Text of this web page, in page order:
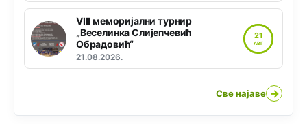
VIII меморијални турнир
„Веселинка Слијепчевић
Обрадовић“
21.08.2026.
21
АВГ
Све најаве →